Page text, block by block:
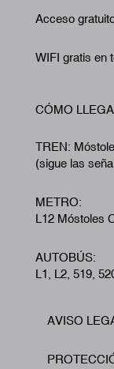
Acceso
WIFI gratis en
CÓMO
TREN:
(sigue las
METRO:
L12 Móstoles
AUTOBÚS:
L1, L2, 519,
Footer
AVISO